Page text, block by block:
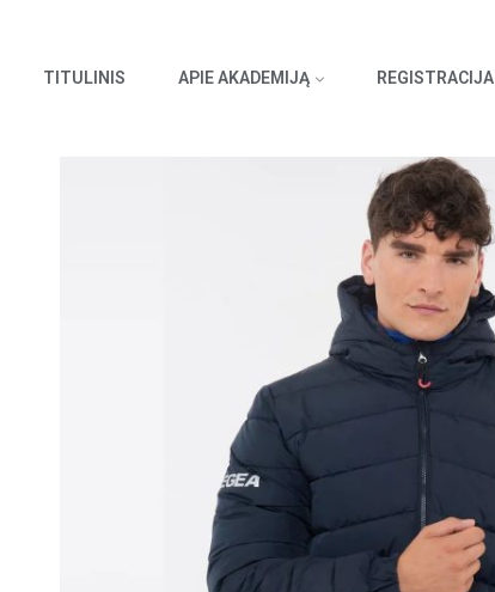
TITULINIS APIE AKADEMIJĄ REGISTRACIJA